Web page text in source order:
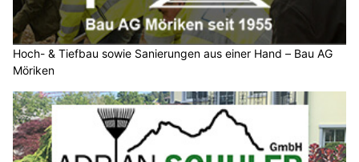
Hoch- & Tiefbau sowie Sanierungen aus einer Hand – Bau AG
Möriken